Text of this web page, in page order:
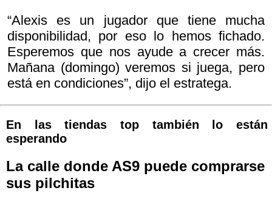
“Alexis es un jugador que tiene mucha
disponibilidad, por eso lo hemos fichado.
Esperemos que nos ayude a crecer más.
Mañana (domingo) veremos si juega, pero
está en condiciones”, dijo el estratega.
En las tiendas top también lo están
esperando
La calle donde AS9 puede comprarse
sus pilchitas